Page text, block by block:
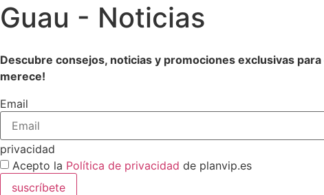
Guau - Noticias
Descubre consejos, noticias y promociones exclusivas
merece!
Email
privacidad
Acepto la Política de privacidad de planvip.es
suscríbete